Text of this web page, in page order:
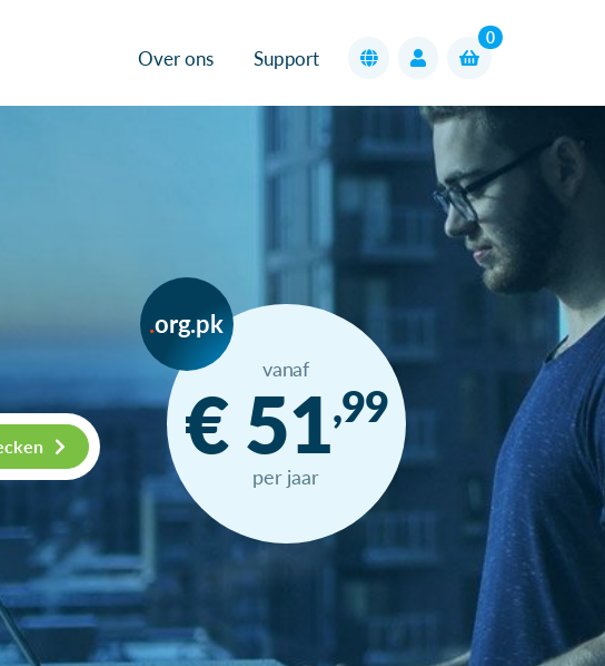
Over ons Support
0
org.pk
vanaf
€ 51,99
per jaar